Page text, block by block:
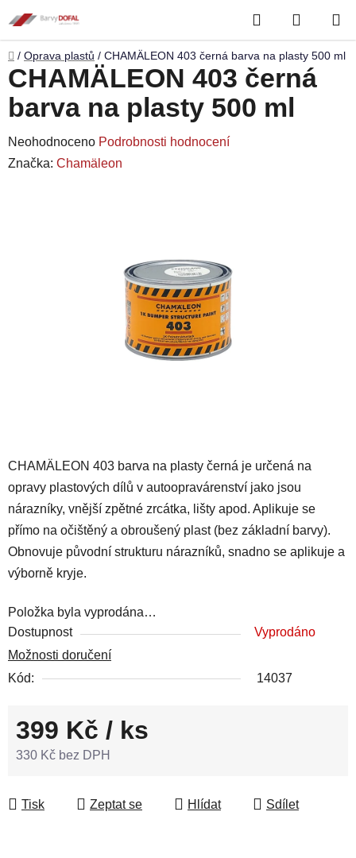
na
obsah
Hledat
KOŠÍK
Domů
/ Oprava plastů / CHAMÄLEON 403 černá barva na plasty 500 ml
CHAMÄLEON 403 barva na plasty černá je určená na
opravy plastových dílů v autoopravárenství jako jsou
nárazníky, vnější zpětné zrcátka, lišty apod. Aplikuje se
přímo na očištěný a obroušený plast (bez základní barvy).
Obnovuje původní strukturu nárazníků, snadno se aplikuje a
výborně kryje.
Položka byla vyprodána…
Dostupnost
Vyprodáno
Možnosti doručení
Kód:
14037
399 Kč / ks
330 Kč bez DPH
Tisk
Zeptat se Hlídat Sdílet
CHAMÄLEON 403 černá
barva na plasty 500 ml
Průměrné
hodnocení
Neohodnoceno Podrobnosti hodnocení
Značka: Chamäleon